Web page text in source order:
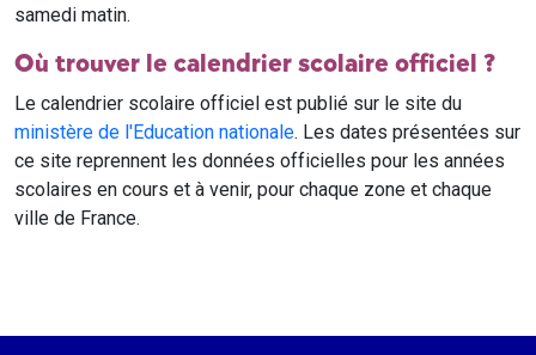
samedi matin.
Où trouver le calendrier scolaire officiel ?
Le calendrier scolaire officiel est publié sur le site du
ministère de l'Education nationale. Les dates présentées sur
ce site reprennent les données officielles pour les années
scolaires en cours et à venir, pour chaque zone et chaque
ville de France.